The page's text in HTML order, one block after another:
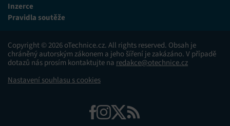
Inzerce
Pravidla soutěže
Copyright © 2026 oTechnice.cz. All rights reserved. Obsah je
chráněný autorským zákonem a jeho šíření je zakázáno. V případě
dotazů nás prosím kontaktujte na redakce@otechnice.cz
Nastavení souhlasu s cookies